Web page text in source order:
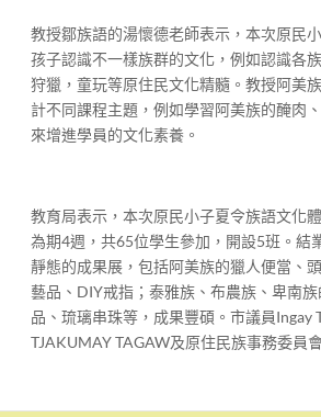
教授鄒族語的湯懷德老師表示，本次原民
孩子認識不一樣族群的文化，例如認識各
狩獵，童玩等原住民文化精髓。教授阿美
計不同課程主題，例如學習阿美族的醃肉
來增進學員的文化素養。
教育局表示，本次原民小子夏令族語文化
為期4週，共65位學生參加，開設5班。結
靜態的成果展，包括阿美族的獵人便當、
藝品、DIY戒指；泰雅族、布農族、卑南
品、琉璃串珠等，成果豐碩。市議員Ingay
TJAKUMAY TAGAW及原住民族事務委員